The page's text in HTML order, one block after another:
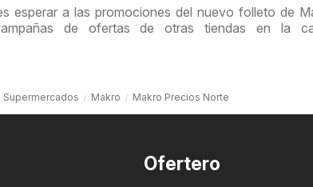
esperar a las promociones del nuevo folleto de
de ofertas de otras tiendas en la
Supermercados Makro Makro Precios Norte
Ofertero